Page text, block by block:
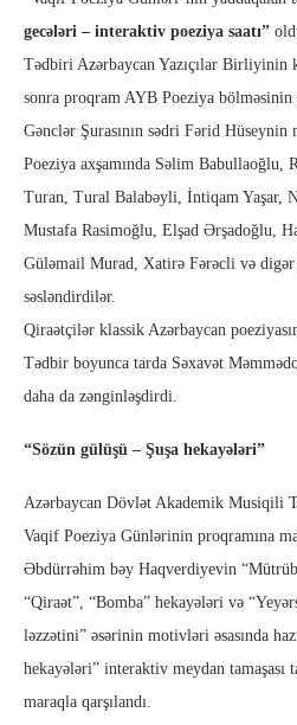
gecələri – interaktiv poeziya saatı”
Tədbiri Azərbaycan Yazıçılar Birliyinin
sonra proqram AYB Poeziya
Gənclər Şurasının sədri Fərid
Poeziya axşamında Səlim Babullaoğlu,
Turan, Tural Balabəyli, İntiqam Yaşar,
Mustafa Rasimoğlu, Elşad Ərşadoğlu,
Güləmail Murad, Xatirə Fərəcli və
səsləndirdilər.
Qiraətçilər klassik Azərbaycan
Tədbir boyunca tarda Səxavət
daha da zənginləşdirdi.
“Sözün gülüşü – Şuşa hekayələri”
Azərbaycan Dövlət Akademik Musiqili
Vaqif Poeziya Günlərinin proqramına
Əbdürrəhim bəy Haqverdiyevin “Mütrüb
“Qiraət”, “Bomba” hekayələri və
ləzzətini” əsərinin motivləri əsasında
hekayələri” interaktiv meydan tamaşası
maraqla qarşılandı.